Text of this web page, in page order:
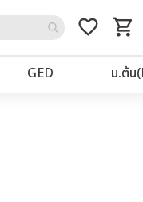
favorite_border shopping_cart
รถเข็น
GED ม.ต้น